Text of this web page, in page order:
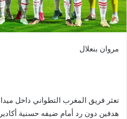
مروان بنعلال
تعثر فريق المغرب التطواني داخل
هدفين دون رد أمام ضيفه حسنية